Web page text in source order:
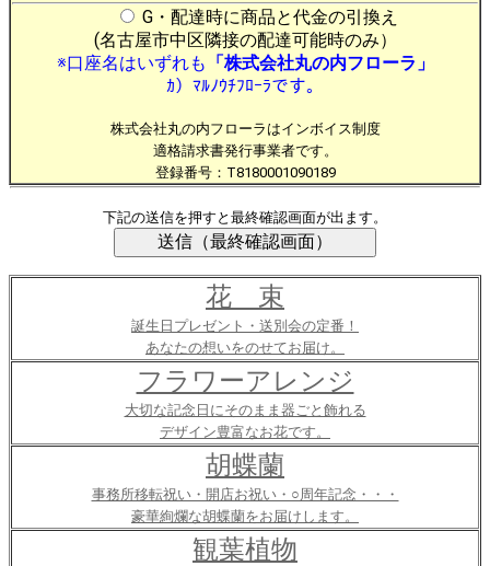
G・配達時に商品と代金の引換え
(名古屋市中区隣接の配達可能時のみ）
※口座名はいずれも 「株式会社丸の内フローラ」
ｶ）ﾏﾙﾉｳﾁﾌﾛｰﾗです。
株式会社丸の内フローラはインボイス制度
適格請求書発行事業者です。
登録番号：T8180001090189
下記の送信を押すと最終確認画面が出ます。
花 束
誕生日プレゼント・送別会の定番！
あなたの想いをのせてお届け。
フラワーアレンジ
大切な記念日にそのまま器ごと飾れる
デザイン豊富なお花です。
胡蝶蘭
事務所移転祝い・開店お祝い・○周年記念・・・
豪華絢爛な胡蝶蘭をお届けします。
観葉植物